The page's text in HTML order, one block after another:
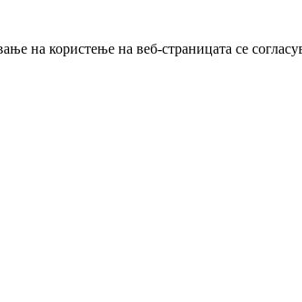
на користење на веб-страницата се